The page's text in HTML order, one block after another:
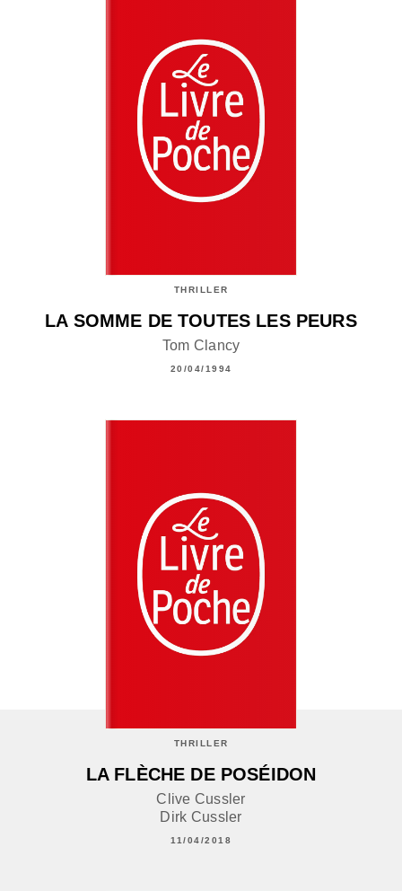
THRILLER
LA SOMME DE TOUTES LES PEURS
Tom Clancy
20/04/1994
THRILLER
LA FLÈCHE DE POSÉIDON
Clive Cussler
Dirk Cussler
11/04/2018